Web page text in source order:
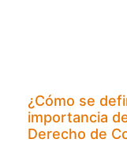
¿Cómo se
importancia
Derecho de